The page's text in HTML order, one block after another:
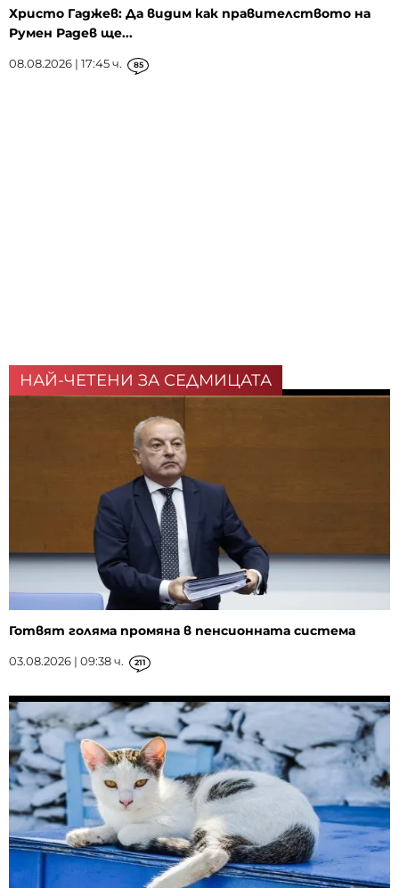
Христо Гаджев: Да видим как правителството на
Румен Радев ще...
08.08.2026 | 17:45 ч. 85
НАЙ-ЧЕТЕНИ ЗА СЕДМИЦАТА
Готвят голяма промяна в пенсионната система
03.08.2026 | 09:38 ч. 211